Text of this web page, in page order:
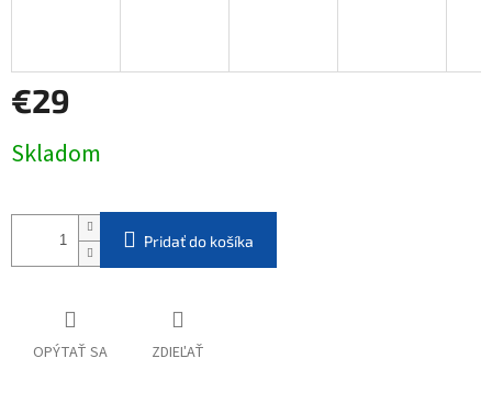
€29
cena:
Skladom
Pridať do košíka
OPÝTAŤ SA ZDIEĽAŤ